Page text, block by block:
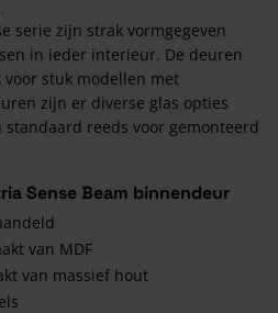
serie zijn strak vormgegeven
in ieder interieur. De deuren
stuk modellen met
zijn er diverse glas opties
reeds voor gemonteerd
Sense Beam binnendeur
van MDF
van massief hout